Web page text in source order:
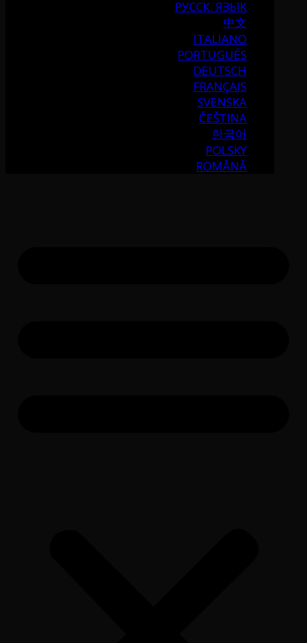
РУССК. ЯЗЫК
中文
ITALIANO
PORTUGUÉS
DEUTSCH
FRANÇAIS
SVENSKA
ČEŠTINA
한국어
POLSKY
ROMÂNĂ